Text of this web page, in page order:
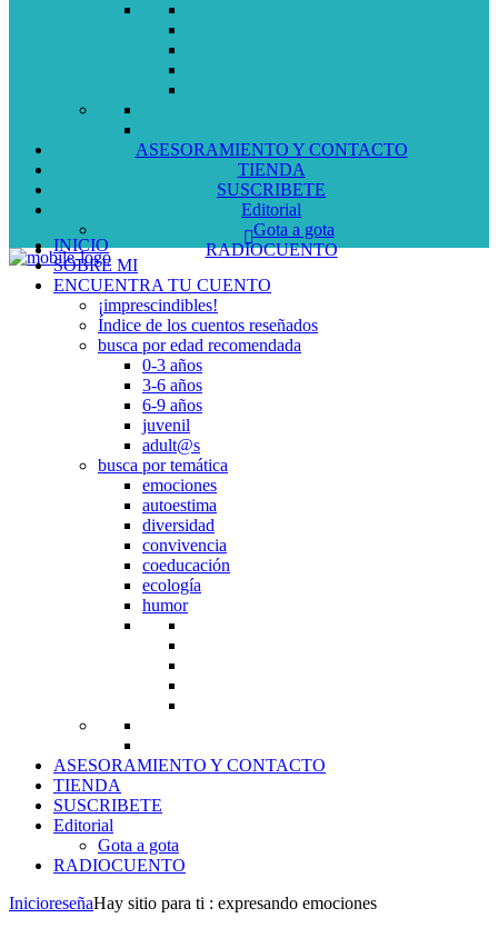
ASESORAMIENTO Y CONTACTO
TIENDA
SUSCRIBETE
Editorial
Gota a gota
RADIOCUENTO
INICIO
SOBRE MI
ENCUENTRA TU CUENTO
¡imprescindibles!
Índice de los cuentos reseñados
busca por edad recomendada
0-3 años
3-6 años
6-9 años
juvenil
adult@s
busca por temática
emociones
autoestima
diversidad
convivencia
coeducación
ecología
humor
ASESORAMIENTO Y CONTACTO
TIENDA
SUSCRIBETE
Editorial
Gota a gota
RADIOCUENTO
InicioreseñaHay sitio para ti : expresando emociones